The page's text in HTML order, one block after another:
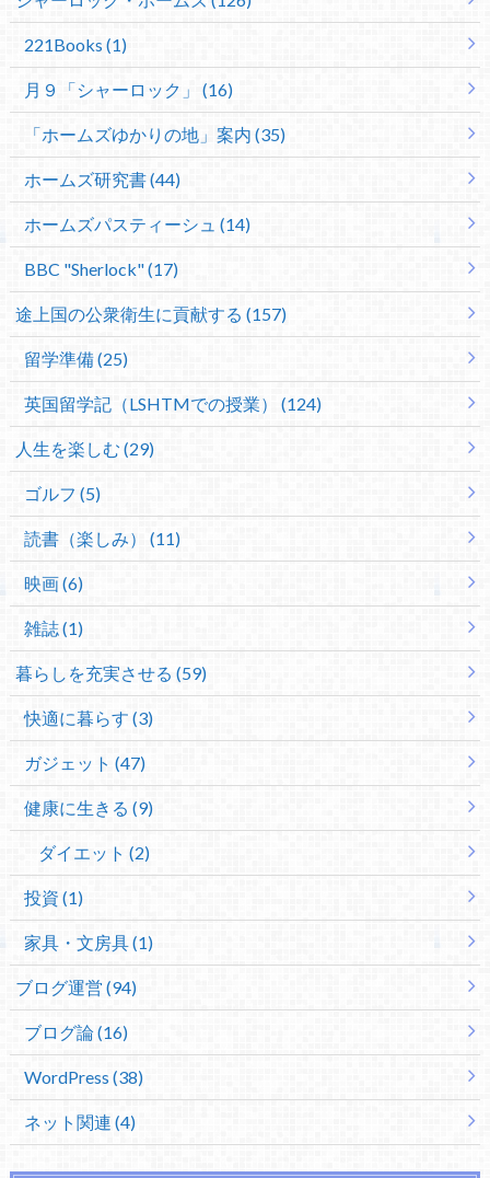
221Books (1)
月９「シャーロック」 (16)
「ホームズゆかりの地」案内 (35)
ホームズ研究書 (44)
ホームズパスティーシュ (14)
BBC "Sherlock" (17)
途上国の公衆衛生に貢献する (157)
留学準備 (25)
英国留学記（LSHTMでの授業） (124)
人生を楽しむ (29)
ゴルフ (5)
読書（楽しみ） (11)
映画 (6)
雑誌 (1)
暮らしを充実させる (59)
快適に暮らす (3)
ガジェット (47)
健康に生きる (9)
ダイエット (2)
投資 (1)
家具・文房具 (1)
ブログ運営 (94)
ブログ論 (16)
WordPress (38)
ネット関連 (4)